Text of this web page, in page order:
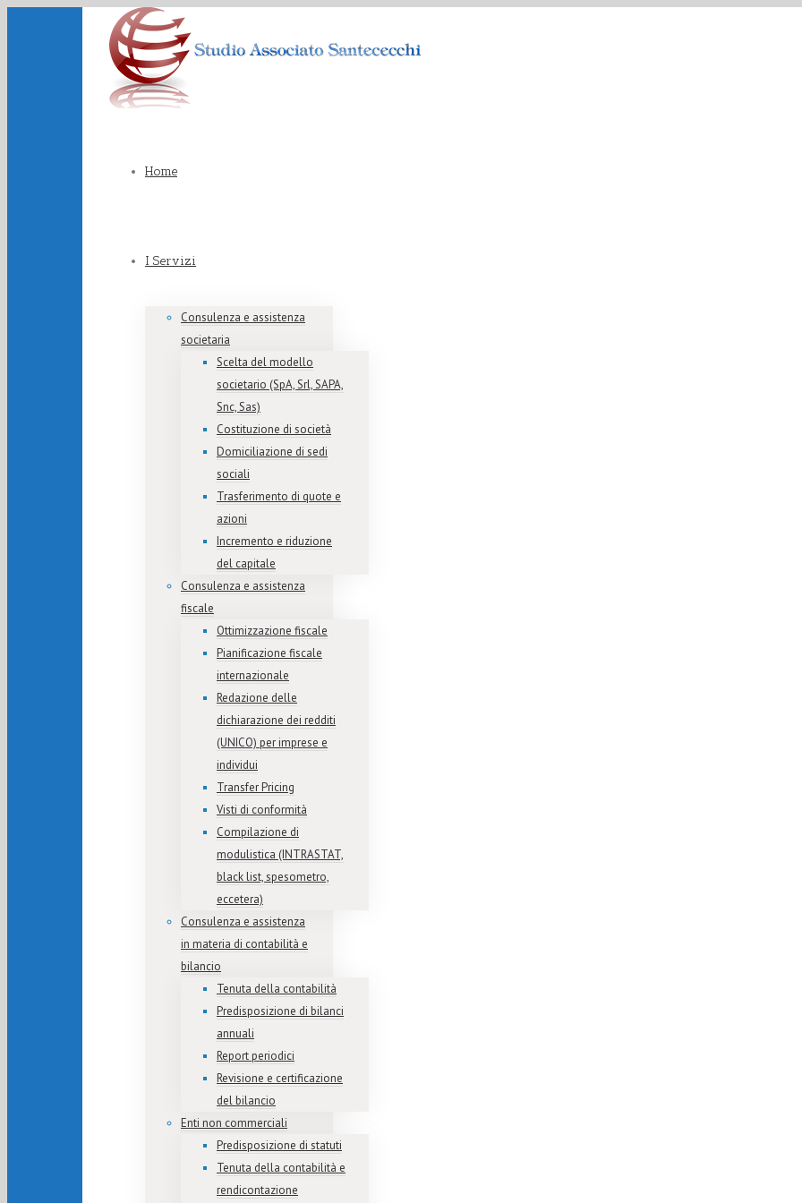
Home
I Servizi
Consulenza e assistenza
societaria
Scelta del modello
societario (SpA, Srl, SAPA,
Snc, Sas)
Costituzione di società
Domiciliazione di sedi
sociali
Trasferimento di quote e
azioni
Incremento e riduzione
del capitale
Consulenza e assistenza
fiscale
Ottimizzazione fiscale
Pianificazione fiscale
internazionale
Redazione delle
dichiarazione dei redditi
(UNICO) per imprese e
individui
Transfer Pricing
Visti di conformità
Compilazione di
modulistica (INTRASTAT,
black list, spesometro,
eccetera)
Consulenza e assistenza
in materia di contabilità e
bilancio
Tenuta della contabilità
Predisposizione di bilanci
annuali
Report periodici
Revisione e certificazione
del bilancio
Enti non commerciali
Predisposizione di statuti
Tenuta della contabilità e
rendicontazione